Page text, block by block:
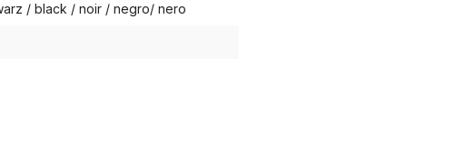
/ black / noir / negro/ nero